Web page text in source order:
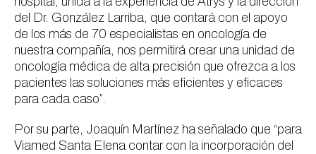
del Dr. González Larriba, que contará con el apoyo
de los más de 70 especialistas en oncología de
nuestra compañía, nos permitirá crear una unidad de
oncología médica de alta precisión que ofrezca a los
pacientes las soluciones más eficientes y eficaces
para cada caso”.
Por su parte, Joaquín Martínez ha señalado que “para
Viamed Santa Elena contar con la incorporación del